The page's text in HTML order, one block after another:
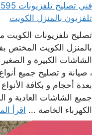
تلفزيون بالمنزل الكويت
تصليح تلفزيونات
بالمنزل الكويت المختص
الشاشات الكبيرة و
، صيانة و تصليح جميع
بعدة أحجام و بكافة
جميع الشاشات العادية و
الكهرباء الخاصة ... اقرأ